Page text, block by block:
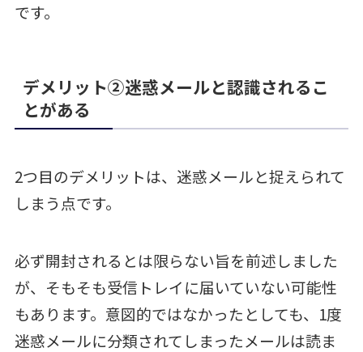
です。
デメリット②迷惑メールと認識されるこ
とがある
2つ目のデメリットは、迷惑メールと捉えられて
しまう点です。
必ず開封されるとは限らない旨を前述しました
が、そもそも受信トレイに届いていない可能性
もあります。意図的ではなかったとしても、1度
迷惑メールに分類されてしまったメールは読ま